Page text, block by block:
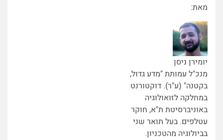
מאת:
יומירן ניסן
מנכ"ל עמותת "מדע גדול,
בקטנה" (ע"ר). דוקטורנט
במחלקה לזואולוגיה
באוניברסיטת ת"א, חוקר
עטלפים. בעל תואר שני
בביולוגיה מהטכניון.